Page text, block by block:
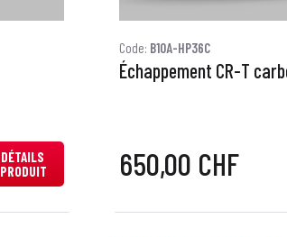
DÉTAILS
PRODUIT
Code: B10A-HP36C
Échappement CR-T
650,00 CHF